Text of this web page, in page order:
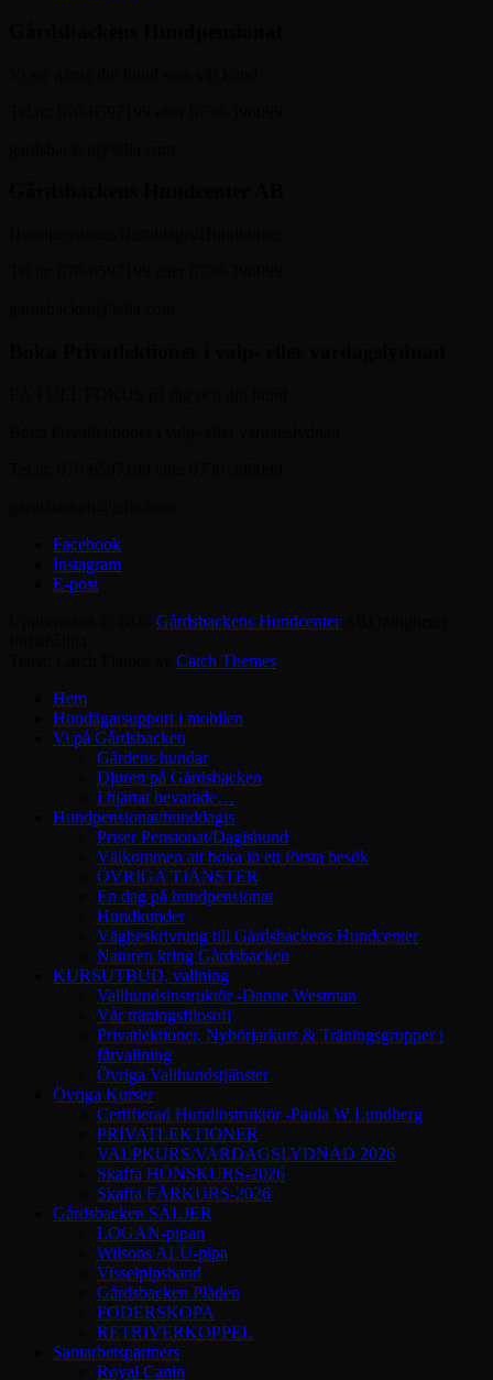
Facebook
Instagram
E-post
Gårdsbackens HundcenterAlla rättigheter
Catch Themes
Hem
Hundägarsupport i mobilen
Vi på Gårdsbacken
Gårdens hundar
Djuren på Gårdsbacken
I hjärtat bevarade…
Hundpensionat/hunddagis
Priser Pensionat/Dagishund
Välkommen att boka in ett första besök
ÖVRIGA TJÄNSTER
En dag på hundpensionat
Hundkunder
Vägbeskrivning till Gårdsbackens Hundcenter
Naturen kring Gårdsbacken
KURSUTBUD, vallning
Vallhundsinstruktör -Danne Westman
Vår träningsfilosofi
Privatlektioner, Nybörjarkurs & Träningsgrupper i
fårvallning
Övriga Vallhundstjänster
Övriga Kurser
Certifierad Hundinstruktör -Paula W Lundberg
PRIVATLEKTIONER
VALPKURS/VARDAGSLYDNAD 2026
Skaffa HÖNSKURS-2026
Skaffa FÅRKURS-2026
Gårdsbacken SÄLJER
LOGAN-pipan
Wilsons ALU-pipa
Visselpipsband
Gårdsbacken Pläden
FODERSKOPA
RETRIVERKOPPEL
Samarbetspartners
Royal Canin